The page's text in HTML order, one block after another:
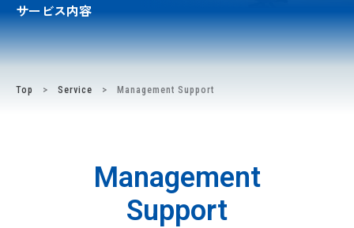
サービス内容
Top Service Management Support
Management
Support